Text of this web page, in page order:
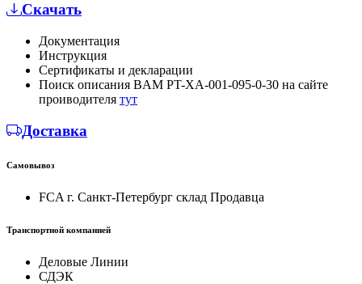
Скачать
Документация
Инструкция
Сертификаты и декларации
Поиск описания BAM PT-XA-001-095-0-30 на сайте
проиводителя тут
Доставка
Самовывоз
FCA г. Санкт-Петербург склад Продавца
Транспортной компанией
Деловые Линии
СДЭК